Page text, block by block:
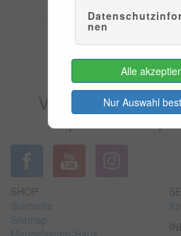
nen
Alle
Nur Auswahl
Es konnten
gefunden
Versuchen Sie es
späteren
SHOP
Startseite
Sitemap